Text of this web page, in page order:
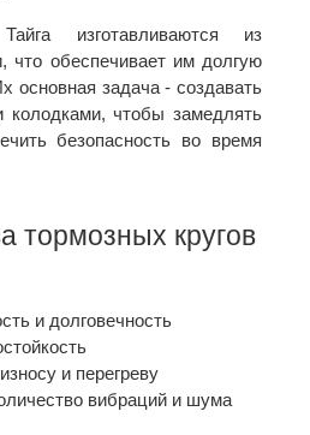
изготавливаются из
что обеспечивает им долгую
основная задача - создавать
колодками, чтобы замедлять
безопасность во время
тормозных кругов
и долговечность
и перегреву
вибраций и шума